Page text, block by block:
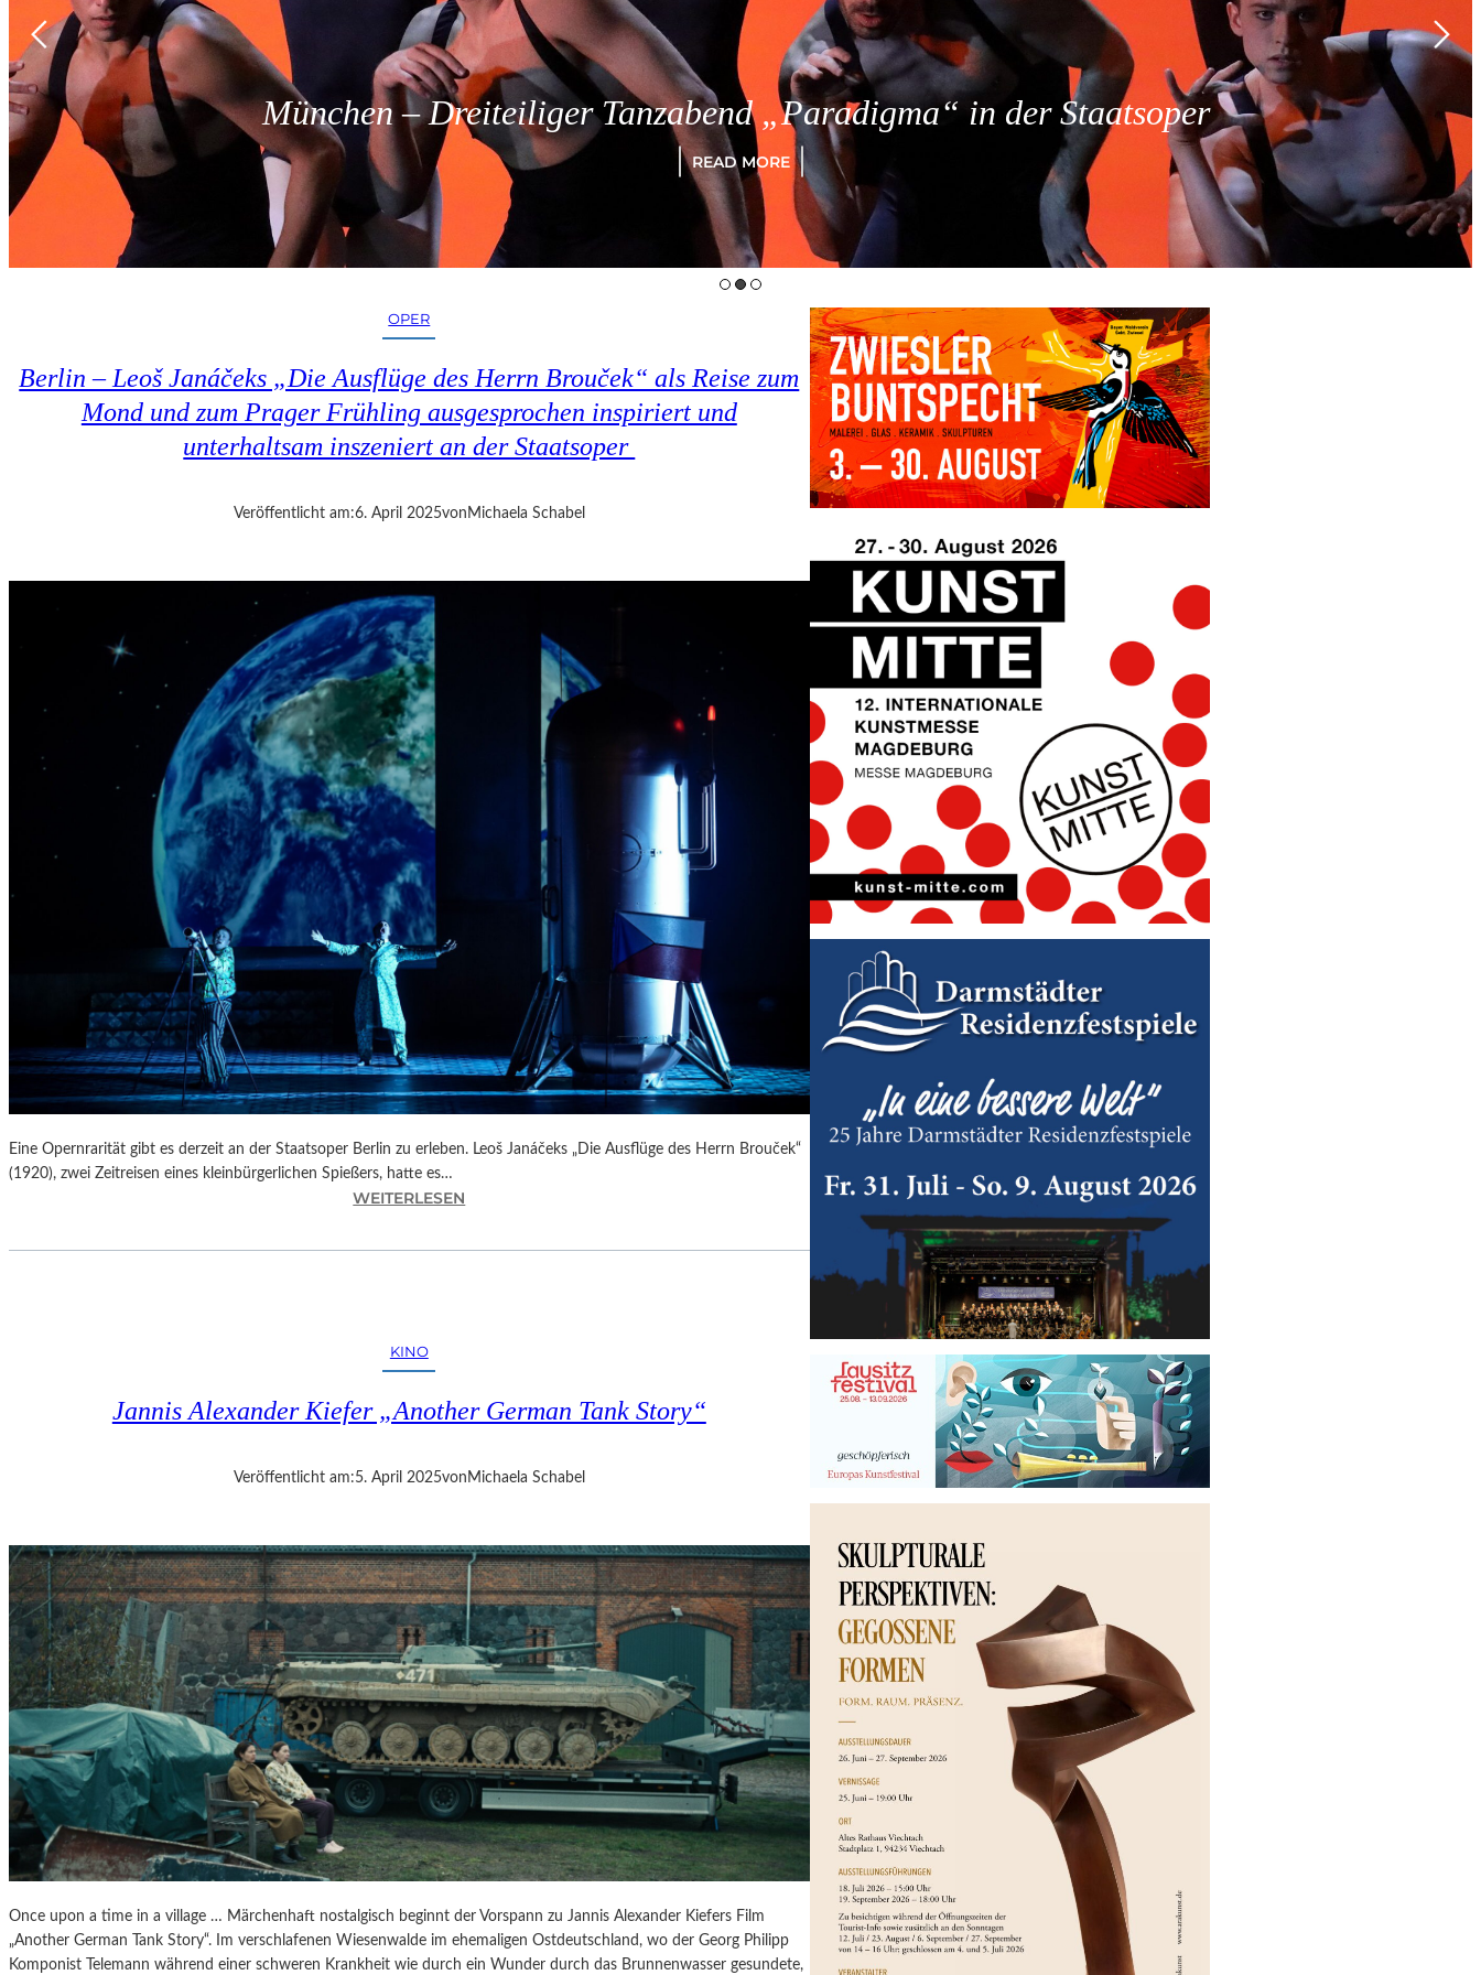
München – Dreiteiliger Tanzabend „Paradigma“ in der Staatsoper
READ MORE
OPER
Berlin – Leoš Janáčeks „Die Ausflüge des Herrn Brouček“ als Reise zum
Mond und zum Prager Frühling ausgesprochen inspiriert und
unterhaltsam inszeniert an der Staatsoper
Veröffentlicht am:6. April 2025von Michaela Schabel
Eine Opernrarität gibt es derzeit an der Staatsoper Berlin zu erleben. Leoš Janáčeks „Die Ausflüge des Herrn Brouček“
(1920), zwei Zeitreisen eines kleinbürgerlichen Spießers, hatte es…
WEITERLESEN
E
E
J
Á
Č
E
K
S
„
D
I
E
A
U
S
F
L
G
E
KINO
Jannis Alexander Kiefer „Another German Tank Story“
Veröffentlicht am:5. April 2025von Michaela Schabel
Once upon a time in a village … Märchenhaft nostalgisch beginnt der Vorspann zu Jannis Alexander Kiefers Film
„Another German Tank Story“. Im verschlafenen Wiesenwalde im ehemaligen Ostdeutschland, wo der Georg Philipp
Komponist Telemann während einer schweren Krankheit wie durch ein Wunder durch das Brunnenwasser gesundete,